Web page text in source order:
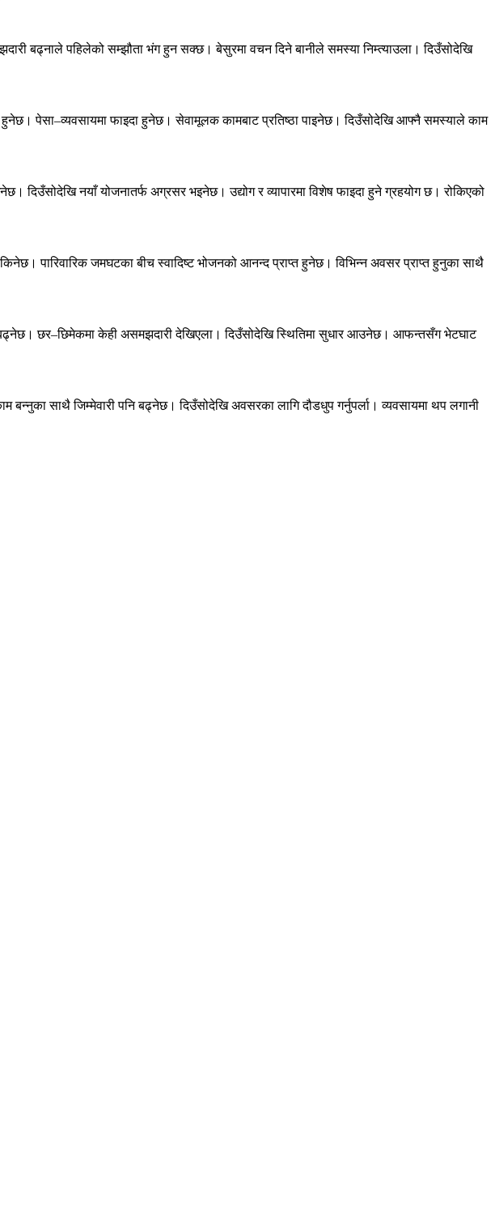
बढ्नाले पहिलेको सम्झौता भंग हुन सक्छ। बेसुरमा वचन दिने बानीले समस्या निम्त्याउला। दिउँसोदेखि
पेसा–व्यवसायमा फाइदा हुनेछ। सेवामूलक कामबाट प्रतिष्ठा पाइनेछ। दिउँसोदेखि आफ्नै समस्याले काम
दिउँसोदेखि नयाँ योजनातर्फ अग्रसर भइनेछ। उद्योग र व्यापारमा विशेष फाइदा हुने ग्रहयोग छ। रोकिएको
पारिवारिक जमघटका बीच स्वादिष्ट भोजनको आनन्द प्राप्त हुनेछ। विभिन्न अवसर प्राप्त हुनुका साथै
छर–छिमेकमा केही असमझदारी देखिएला। दिउँसोदेखि स्थितिमा सुधार आउनेछ। आफन्तसँग भेटघाट
साथै जिम्मेवारी पनि बढ्नेछ। दिउँसोदेखि अवसरका लागि दौडधुप गर्नुपर्ला। व्यवसायमा थप लगानी